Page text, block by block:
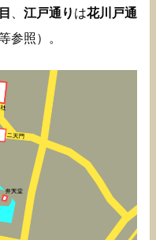
江戸通り は花川戸通
参照）。